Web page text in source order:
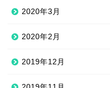
2020年3月
2020年2月
2019年12月